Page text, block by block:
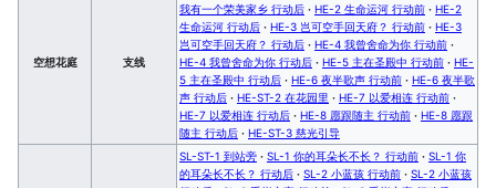
空想花庭 支线
我有一个荣美家乡 行动后 · HE-2 生命运河 行动前 · HE-2
生命运河 行动后 · HE-3 岂可空手回天府？ 行动前 · HE-3
岂可空手回天府？ 行动后 · HE-4 我曾舍命为你 行动前 ·
HE-4 我曾舍命为你 行动后 · HE-5 主在圣殿中 行动前 · HE-
5 主在圣殿中 行动后 · HE-6 夜半歌声 行动前 · HE-6 夜半歌
声 行动后 · HE-ST-2 在花园里 · HE-7 以爱相连 行动前 ·
HE-7 以爱相连 行动后 · HE-8 愿跟随主 行动前 · HE-8 愿跟
随主 行动后 · HE-ST-3 慈光引导
SL-ST-1 到站旁 · SL-1 你的耳朵长不长？ 行动前 · SL-1 你
的耳朵长不长？ 行动后 · SL-2 小蓝孩 行动前 · SL-2 小蓝孩